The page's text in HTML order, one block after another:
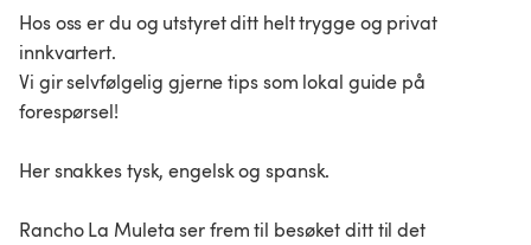
Hos oss er du og utstyret ditt helt trygge og privat
innkvartert.
Vi gir selvfølgelig gjerne tips som lokal guide på
forespørsel!
Her snakkes tysk, engelsk og spansk.
Rancho La Muleta ser frem til besøket ditt til det